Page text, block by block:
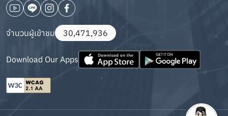
จำนวนผู้เข้าชม 30,471,936
Download Our Apps